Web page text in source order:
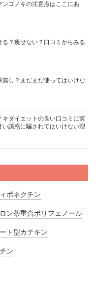
ゴノキの注意点はここにあ
？痩せない？口コミからみる
し？まだまだ使ってはいけな
キダイエットの良い口コミに実
誘惑に騙されてはいけない理
ポネクチン
ン茶重合ポリフェノール
ト型カテキン
ン